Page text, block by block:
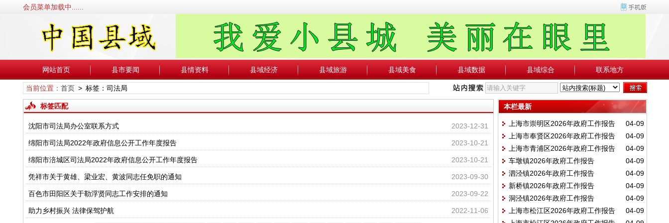
会员菜单加载中......
网站首页 县市要闻 县情资料 县域经济 县域旅游 县域美食 县域数据 县域综合 联系地方
当前位置： 首页> 标签：司法局
标签匹配
2023-12-31
沈阳市司法局办公室联系方式
2023-10-21
绵阳市司法局2022年政府信息公开工作年度报告
2023-10-21
绵阳市涪城区司法局2022年政府信息公开工作年度报告
2023-09-30
凭祥市关于黄雄、梁业宏、黄波同志任免职的通知
2023-09-22
百色市田阳区关于勒浮贤同志工作安排的通知
2022-11-06
助力乡村振兴 法律保驾护航
本栏最新
04-09
上海市崇明区2026年政府工作报告
04-09
上海市奉贤区2026年政府工作报告
04-09
上海市青浦区2026年政府工作报告
04-09
车墩镇2026年政府工作报告
04-09
泗泾镇2026年政府工作报告
04-09
新桥镇2026年政府工作报告
04-09
洞泾镇2026年政府工作报告
04-09
上海市松江区2026年政府工作报告